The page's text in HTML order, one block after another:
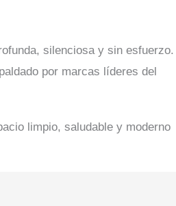
silenciosa y sin esfuerzo.
por marcas líderes del
limpio, saludable y moderno